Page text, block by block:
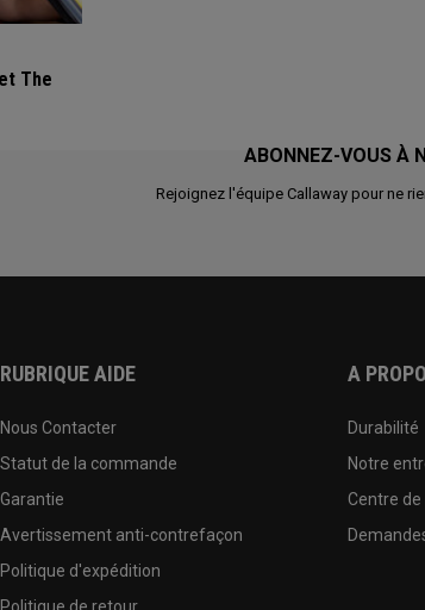
The
ABONNEZ-VOUS À
Rejoignez l'équipe Callaway pour ne
RUBRIQUE AIDE
Nous Contacter
Statut de la commande
Garantie
Avertissement anti-contrefaçon
Politique d'expédition
A
Durabilité
Notre
Centre de